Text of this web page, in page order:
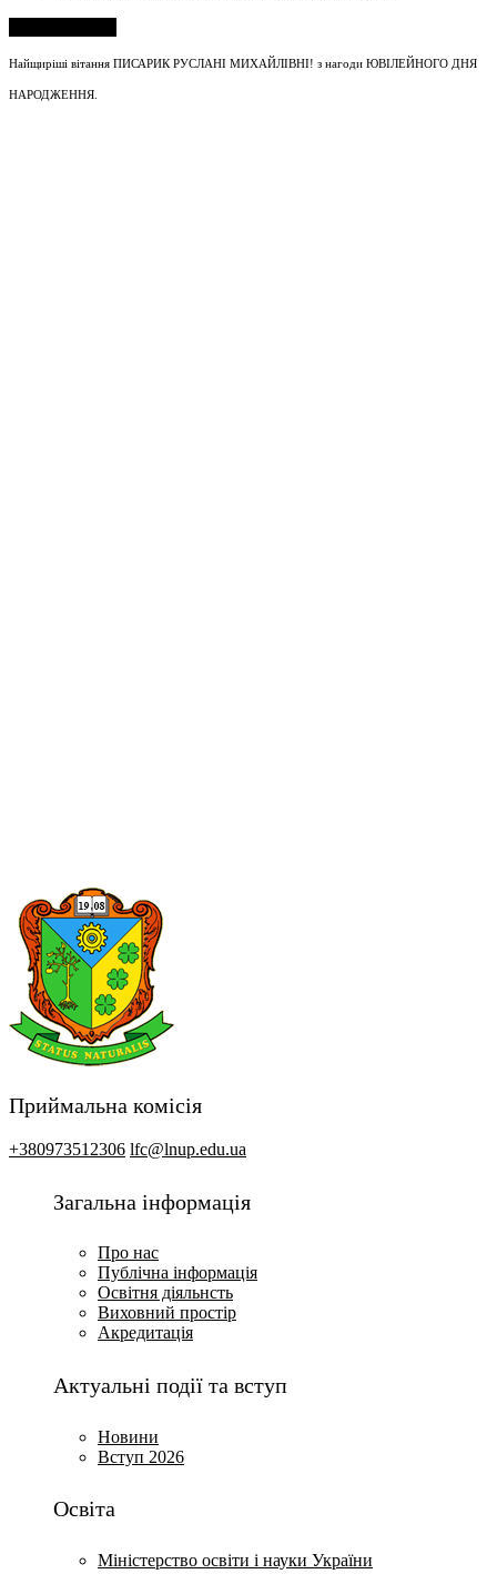
Найщиріші вітання ПИСАРИК РУСЛАНІ МИХАЙЛІВНІ! з нагоди ЮВІЛЕЙНОГО ДНЯ
НАРОДЖЕННЯ.
Приймальна комісія
+380973512306 lfc@lnup.edu.ua
Загальна інформація
Про нас
Публічна інформація
Освітня діяльнсть
Виховний простір
Акредитація
Актуальні події та вступ
Новини
Вступ 2026
Освіта
Міністерство освіти і науки України